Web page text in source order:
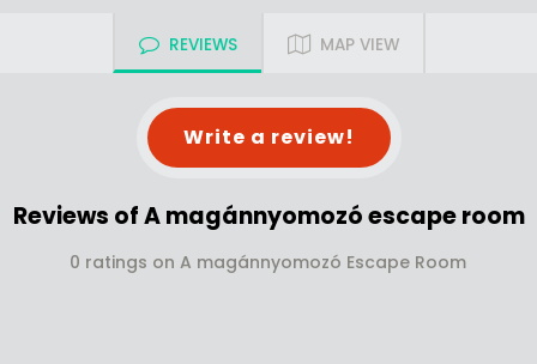
REVIEWS MAP VIEW
Write a review!
Reviews of A magánnyomozó escape room
0 ratings on A magánnyomozó Escape Room